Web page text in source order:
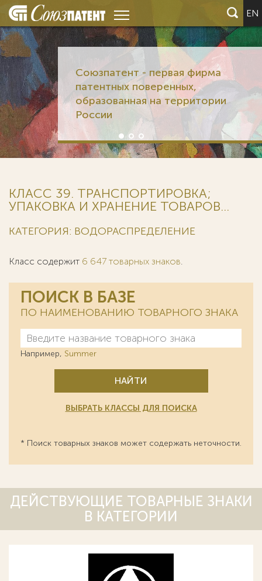
EN
Союзпатент - первая фирма
патентных поверенных,
образованная на территории
России
КЛАСС 39. ТРАНСПОРТИРОВКА;
УПАКОВКА И ХРАНЕНИЕ ТОВАРОВ...
КАТЕГОРИЯ: ВОДОРАСПРЕДЕЛЕНИЕ
Класс содержит 6 647 товарных знаков.
ПОИСК В БАЗЕ
ПО НАИМЕНОВАНИЮ ТОВАРНОГО ЗНАКА
Например, Summer
НАЙТИ
ВЫБРАТЬ КЛАССЫ ДЛЯ ПОИСКА
* Поиск товарных знаков может содержать неточности.
ДЕЙСТВУЮЩИЕ ТОВАРНЫЕ ЗНАКИ
В КАТЕГОРИИ